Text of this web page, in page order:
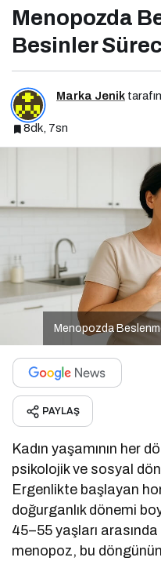
Menopozda
Besinler
Marka Jenik
8dk, 7sn
Menopozda
PAYLAŞ
Kadın yaşamının her
psikolojik ve sosyal
Ergenlikte başlayan
doğurganlık dönemi
45–55 yaşları arasında
menopoz, bu döngünün